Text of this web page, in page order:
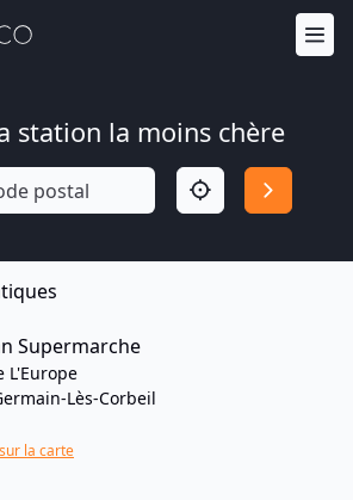
station la moins chère
Supermarche
L'Europe
Lès-Corbeil
la carte